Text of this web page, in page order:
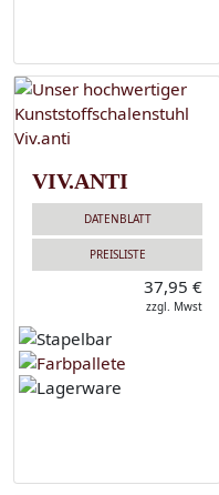
VIV.ANTI
DATENBLATT
PREISLISTE
37,95 €
zzgl. Mwst